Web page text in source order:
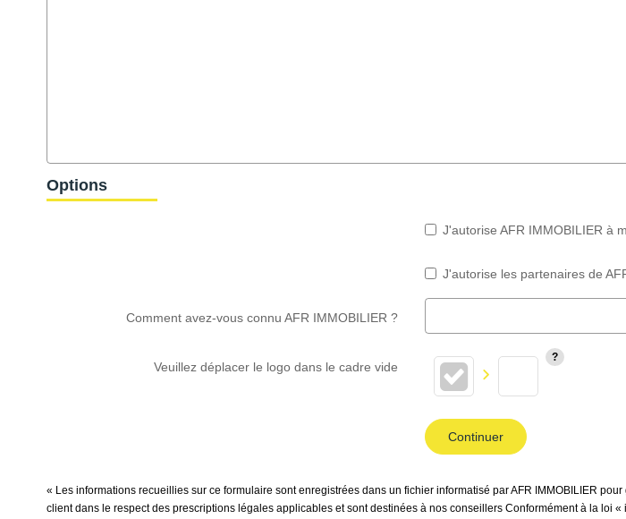
Options
J'autorise AFR IMMOBILIER à
J'autorise les partenaires de
Comment avez-vous connu AFR IMMOBILIER ?
Veuillez déplacer le logo dans le cadre vide
Continuer
« Les informations recueillies sur ce formulaire sont enregistrées dans un fichier informatisé par AFR IMMOBILIER
client dans le respect des prescriptions légales applicables et sont destinées à nos conseillers Conformément à la loi